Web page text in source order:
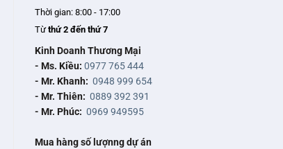
Thời gian: 8:00 - 17:00
Từthứ 2 đến thứ 7
Kinh Doanh Thương Mại
- Ms. Kiều: 0977 765 444
- Mr. Khanh: 0948 999 654
- Mr. Thiên: 0889 392 391
- Mr. Phúc: 0969 949595
Mua hàng số lượnng dự án